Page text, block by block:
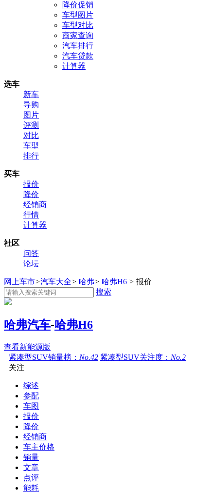
降价促销
车型图片
车型对比
商家查询
汽车排行
汽车贷款
计算器
选车
新车
导购
图片
评测
对比
车型
排行
买车
报价
降价
经销商
行情
计算器
社区
问答
论坛
网上车市>汽车大全> 哈弗> 哈弗H6 > 报价
搜索
哈弗汽车-哈弗H6
查看新能源版
紧凑型SUV销量榜： No.42 紧凑型SUV关注度： No.2
关注
综述
参配
车图
报价
降价
经销商
车主价格
销量
文章
点评
能耗